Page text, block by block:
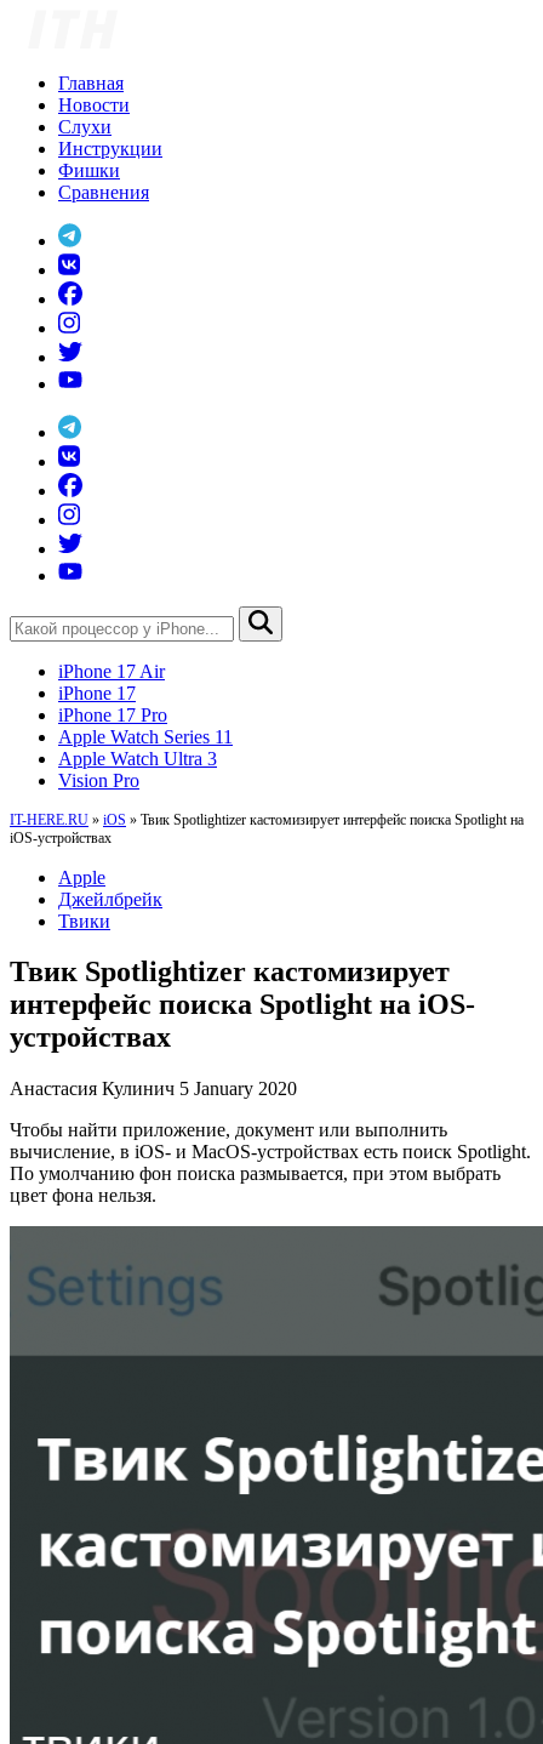
Главная
Новости
Слухи
Инструкции
Фишки
Сравнения
iPhone 17 Air
iPhone 17
iPhone 17 Pro
Apple Watch Series 11
Apple Watch Ultra 3
Vision Pro
IT-HERE.RU » iOS » Твик Spotlightizer кастомизирует интерфейс поиска Spotlight на
iOS-устройствах
Apple
Джейлбрейк
Твики
Твик Spotlightizer кастомизирует
интерфейс поиска Spotlight на iOS-
устройствах
Анастасия Кулинич 5 January 2020
Чтобы найти приложение, документ или выполнить
вычисление, в iOS- и MacOS-устройствах есть поиск Spotlight.
По умолчанию фон поиска размывается, при этом выбрать
цвет фона нельзя.